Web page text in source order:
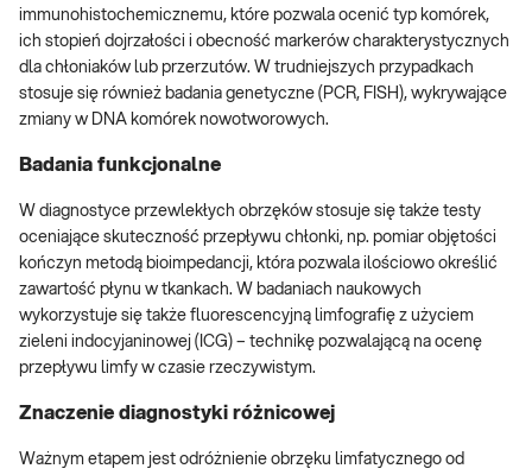
immunohistochemicznemu, które pozwala ocenić typ komórek,
ich stopień dojrzałości i obecność markerów charakterystycznych
dla chłoniaków lub przerzutów. W trudniejszych przypadkach
stosuje się również badania genetyczne (PCR, FISH), wykrywające
zmiany w DNA komórek nowotworowych.
Badania funkcjonalne
W diagnostyce przewlekłych obrzęków stosuje się także testy
oceniające skuteczność przepływu chłonki, np. pomiar objętości
kończyn metodą bioimpedancji, która pozwala ilościowo określić
zawartość płynu w tkankach. W badaniach naukowych
wykorzystuje się także fluorescencyjną limfografię z użyciem
zieleni indocyjaninowej (ICG) – technikę pozwalającą na ocenę
przepływu limfy w czasie rzeczywistym.
Znaczenie diagnostyki różnicowej
Ważnym etapem jest odróżnienie obrzęku limfatycznego od